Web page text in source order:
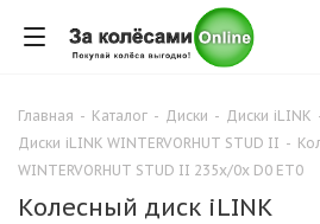
Главная - Каталог - Диски - Диски iLINK
Диски iLINK WINTERVORHUT STUD II -
WINTERVORHUT STUD II 235x/0x D0 ET0
Колесный диск iLINK